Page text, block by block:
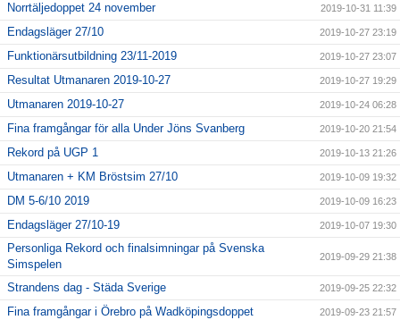
Norrtäljedoppet 24 november 2019-10-31 11:39
Endagsläger 27/10 2019-10-27 23:19
Funktionärsutbildning 23/11-2019 2019-10-27 23:07
Resultat Utmanaren 2019-10-27 2019-10-27 19:29
Utmanaren 2019-10-27 2019-10-24 06:28
Fina framgångar för alla Under Jöns Svanberg 2019-10-20 21:54
Rekord på UGP 1 2019-10-13 21:26
Utmanaren + KM Bröstsim 27/10 2019-10-09 19:32
DM 5-6/10 2019 2019-10-09 16:23
Endagsläger 27/10-19 2019-10-07 19:30
Personliga Rekord och finalsimningar på Svenska
Simspelen
2019-09-29 21:38
Strandens dag - Städa Sverige 2019-09-25 22:32
Fina framgångar i Örebro på Wadköpingsdoppet 2019-09-23 21:57